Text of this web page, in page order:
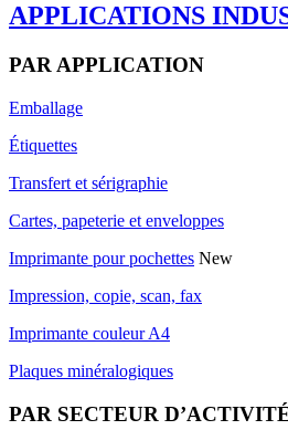
APPLICATIONS
PAR APPLICATION
Emballage
Étiquettes
Transfert et sérigraphie
Cartes, papeterie et enveloppes
Imprimante pour pochettes New
Impression, copie, scan, fax
Imprimante couleur A4
Plaques minéralogiques
PAR SECTEUR